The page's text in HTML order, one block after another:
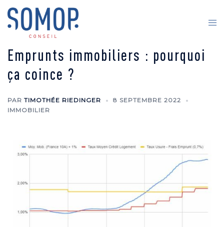
Emprunts immobiliers : pourquoi
ça coince ?
PAR TIMOTHÉE RIEDINGER
8 SEPTEMBRE 2022
IMMOBILIER